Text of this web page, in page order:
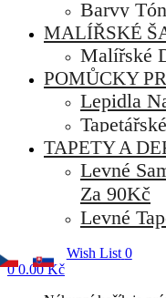
Barvy
MALÍŘSKÉ
Malířské
POMŮCKY
Lepidla
TAPETY A
Levné
Za 90Kč
Levné
Wish List 0
0 0.00 Kč